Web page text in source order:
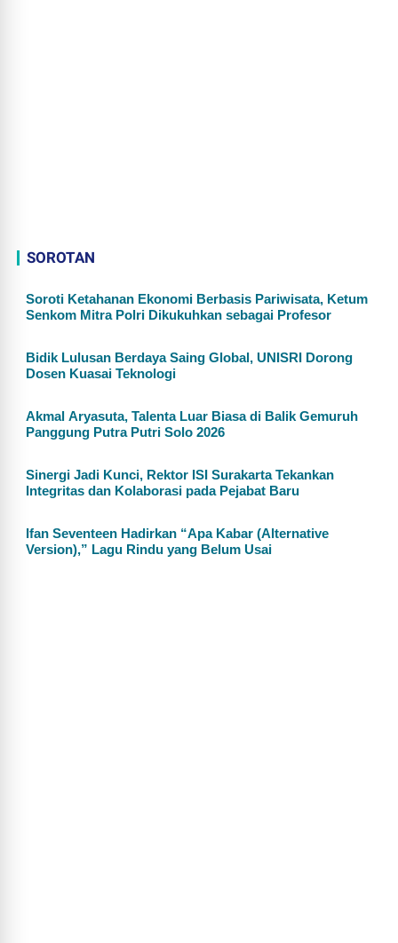
SOROTAN
Soroti Ketahanan Ekonomi Berbasis Pariwisata, Ketum
Senkom Mitra Polri Dikukuhkan sebagai Profesor
Bidik Lulusan Berdaya Saing Global, UNISRI Dorong
Dosen Kuasai Teknologi
Akmal Aryasuta, Talenta Luar Biasa di Balik Gemuruh
Panggung Putra Putri Solo 2026
Sinergi Jadi Kunci, Rektor ISI Surakarta Tekankan
Integritas dan Kolaborasi pada Pejabat Baru
Ifan Seventeen Hadirkan “Apa Kabar (Alternative
Version),” Lagu Rindu yang Belum Usai